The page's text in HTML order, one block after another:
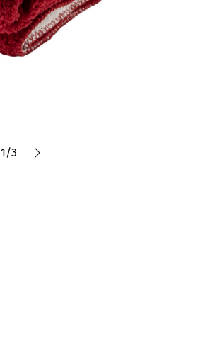
1/3